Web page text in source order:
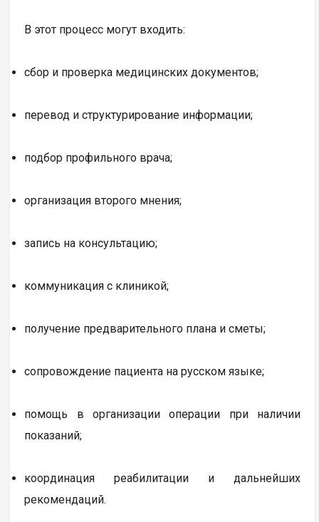
В этот процесс могут входить:
сбор и проверка медицинских документов;
перевод и структурирование информации;
подбор профильного врача;
организация второго мнения;
запись на консультацию;
коммуникация с клиникой;
получение предварительного плана и сметы;
сопровождение пациента на русском языке;
помощь в организации операции при наличии
показаний;
координация реабилитации и дальнейших
рекомендаций.